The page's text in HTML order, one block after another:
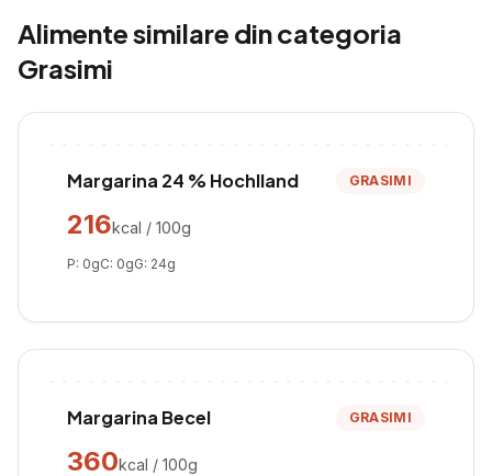
Alimente similare din categoria
Grasimi
Margarina 24 % Hochlland GRASIMI
216kcal / 100g
P: 0gC: 0gG: 24g
Margarina Becel GRASIMI
360kcal / 100g